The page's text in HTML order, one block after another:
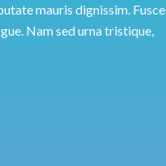
mauris dignissim. Fusce
Nam sed urna tristique,